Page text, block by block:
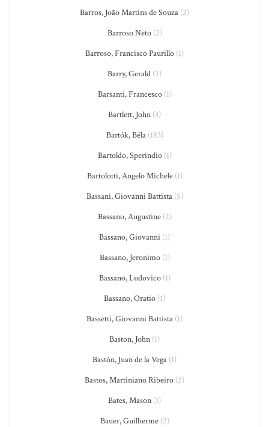
Barros, João Martins de Souza (2)
Barroso Neto(2)
Barroso, Francisco Paurillo (1)
Barry, Gerald (2)
Barsanti, Francesco(1)
Bartlett, John (3)
Bartók, Béla(183)
Bartoldo, Sperindio(1)
Bartolotti, Angelo Michele(1)
Bassani, Giovanni Battista(5)
Bassano, Augustine(2)
Bassano, Giovanni (1)
Bassano, Jeronimo(1)
Bassano, Ludovico(1)
Bassano, Oratio (1)
Bassetti, Giovanni Battista (1)
Baston, John (1)
Bastón, Juan de la Vega (1)
Bastos, Martiniano Ribeiro (2)
Bates, Mason (1)
Bauer, Guilherme(2)